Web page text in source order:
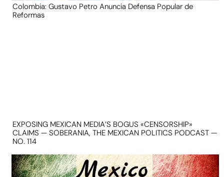
Colombia: Gustavo Petro Anuncia Defensa Popular de
Reformas
EXPOSING MEXICAN MEDIA’S BOGUS «CENSORSHIP»
CLAIMS — SOBERANIA, THE MEXICAN POLITICS PODCAST —
NO. 114